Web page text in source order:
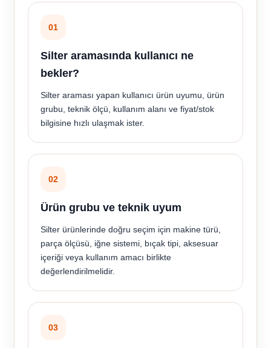
01
Silter aramasında kullanıcı ne
bekler?
Silter araması yapan kullanıcı ürün uyumu, ürün
grubu, teknik ölçü, kullanım alanı ve fiyat/stok
bilgisine hızlı ulaşmak ister.
02
Ürün grubu ve teknik uyum
Silter ürünlerinde doğru seçim için makine türü,
parça ölçüsü, iğne sistemi, bıçak tipi, aksesuar
içeriği veya kullanım amacı birlikte
değerlendirilmelidir.
03